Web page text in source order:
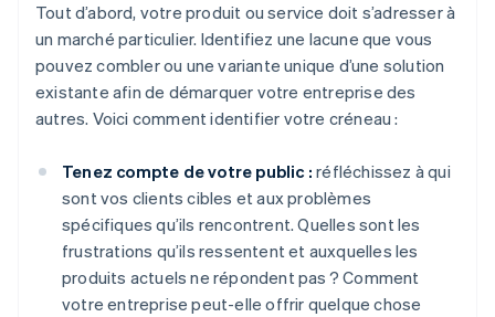
Tout d’abord, votre produit ou service doit s’adresser à
un marché particulier. Identifiez une lacune que vous
pouvez combler ou une variante unique d’une solution
existante afin de démarquer votre entreprise des
autres. Voici comment identifier votre créneau :
Tenez compte de votre public : réfléchissez à qui
sont vos clients cibles et aux problèmes
spécifiques qu’ils rencontrent. Quelles sont les
frustrations qu’ils ressentent et auxquelles les
produits actuels ne répondent pas ? Comment
votre entreprise peut-elle offrir quelque chose